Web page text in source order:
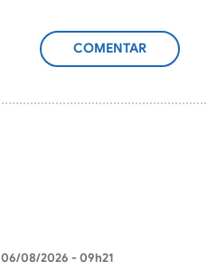
ADICIONAR
06/08/2026 - 09h21